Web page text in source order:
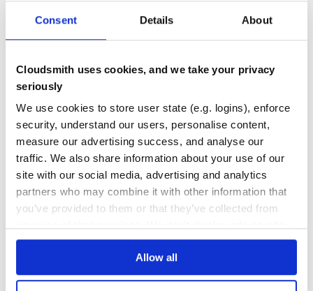
Consent Details About
Cloudsmith uses cookies, and we take your privacy
seriously
We use cookies to store user state (e.g. logins), enforce
security, understand our users, personalise content,
measure our advertising success, and analyse our
traffic. We also share information about your use of our
site with our social media, advertising and analytics
partners who may combine it with other information that
you’ve provided to them or that they’ve collected from
Allow all
并在活动管理器中登记所有从业务服务。当所有从业务服
务的 try 操作都调用成功或者某个从业务服务的 try 操作失
第二阶段：活动管理器根据第一阶段的执行结果来执行
如果第一阶段所有 try 操作都成功，则活动管理器调用所
有从业务活动的 confirm操作。否则调用所有从业务服务的
需要注意的是第二阶段 confirm 或 cancel 操作本身也是满
足最终一致性的过程，在调用 confirm 或 cancel 的时候也
可能因为某种原因（比如网络）导致调用失败，所以需要
活动管理支持重试的能力，同时这也就要求 confirm 和
官网
THREAT MODELLING
No
REPO AUDITS
No
36
Maintenance
60
Docs
Learn how to distribute
org.mengyun:tcc-transaction-parentin
your own privateMavenregistry